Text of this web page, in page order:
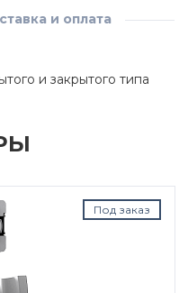
и оплата
и закрытого типа
Под заказ